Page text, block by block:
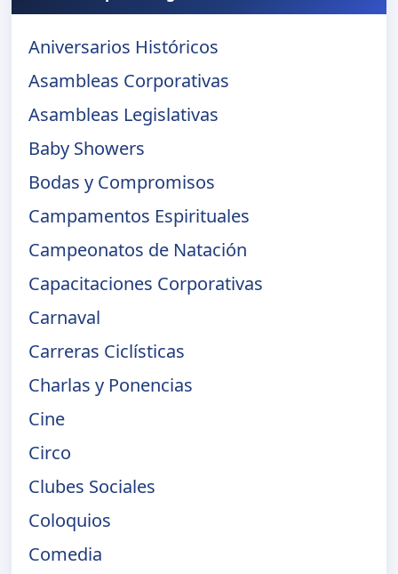
Aniversarios Históricos
Asambleas Corporativas
Asambleas Legislativas
Baby Showers
Bodas y Compromisos
Campamentos Espirituales
Campeonatos de Natación
Capacitaciones Corporativas
Carnaval
Carreras Ciclísticas
Charlas y Ponencias
Cine
Circo
Clubes Sociales
Coloquios
Comedia